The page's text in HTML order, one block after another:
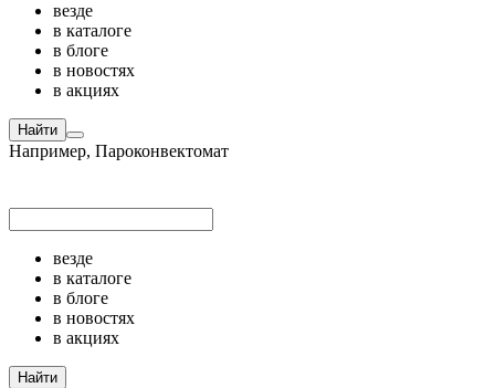
везде
в каталоге
в блоге
в новостях
в акциях
Найти
Например, Пароконвектомат
везде
в каталоге
в блоге
в новостях
в акциях
Найти